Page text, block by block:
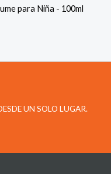
para Niña - 100ml
UN SOLO LUGAR.